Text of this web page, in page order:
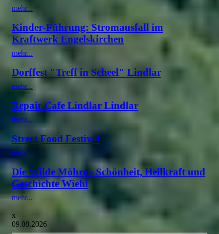
mehr...
Kinder-Führung: Stromausfall im
Kraftwerk Engelskirchen
mehr...
Dorffest "Treff in Scheel" Lindlar
mehr...
Repair Cafe Lindlar Lindlar
mehr...
Street Food Festival
mehr...
Die Wilde Möhre - Schönheit, Heilkraft und
Geschichte Wiehl
mehr...
x
09.08.2026